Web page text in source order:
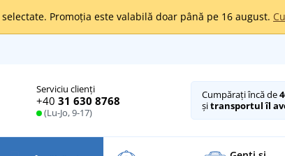
selectate. Promoția este valabilă doar până pe 16 august.
Serviciu clienți
+40 31 630 8768
(Lu-Jo, 9-17)
Cumpărați încă de
șitransportul îl